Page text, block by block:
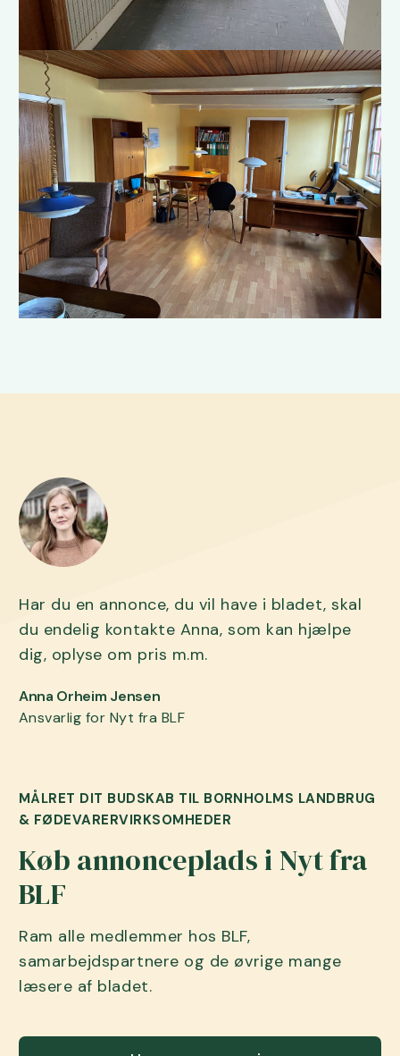
Har du en annonce, du vil have i bladet, skal
du endelig kontakte Anna, som kan hjælpe
dig, oplyse om pris m.m.
Anna Orheim Jensen
Ansvarlig for Nyt fra BLF
MÅLRET DIT BUDSKAB TIL BORNHOLMS LANDBRUG
& FØDEVARERVIRKSOMHEDER
Køb annonceplads i Nyt fra
BLF
Ram alle medlemmer hos BLF,
samarbejdspartnere og de øvrige mange
læsere af bladet.